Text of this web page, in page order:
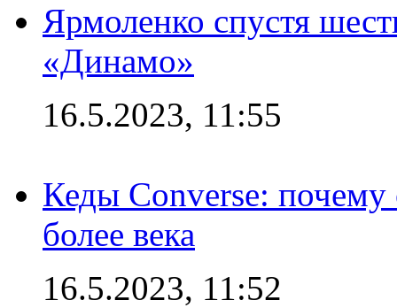
Ярмоленко спустя
«Динамо»
16.5.2023, 11:55
Кеды Converse:
более века
16.5.2023, 11:52